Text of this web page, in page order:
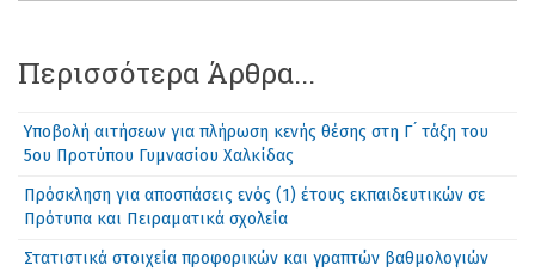
Περισσότερα Άρθρα...
Υποβολή αιτήσεων για πλήρωση κενής θέσης στη Γ ́ τάξη του
5ου Προτύπου Γυμνασίου Χαλκίδας
Πρόσκληση για αποσπάσεις ενός (1) έτους εκπαιδευτικών σε
Πρότυπα και Πειραματικά σχολεία
Στατιστικά στοιχεία προφορικών και γραπτών βαθμολογιών